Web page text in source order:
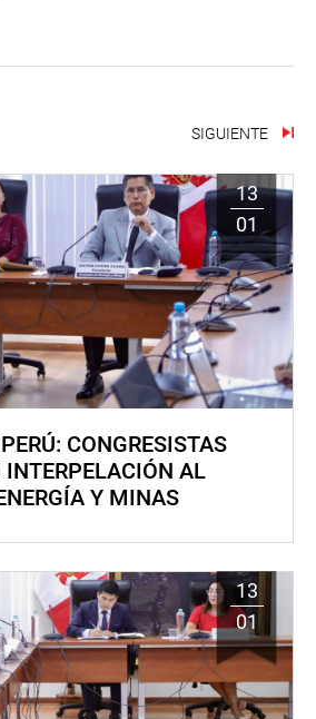
SIGUIENTE
13
01
CONGRESISTAS
INTERPELACIÓN AL
Y MINAS
13
01